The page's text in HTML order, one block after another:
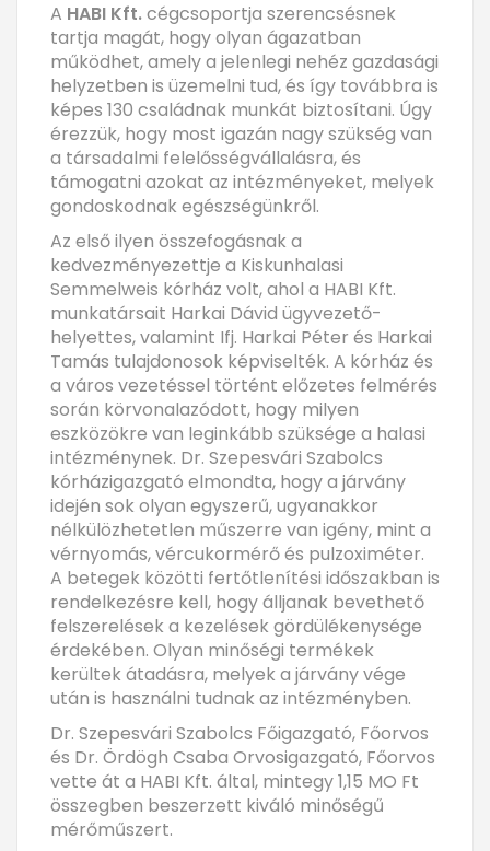
A HABI Kft.cégcsoportja szerencsésnek
tartja magát, hogy olyan ágazatban
működhet, amely a jelenlegi nehéz gazdasági
helyzetben is üzemelni tud, és így továbbra is
képes 130 családnak munkát biztosítani. Úgy
érezzük, hogy most igazán nagy szükség van
a társadalmi felelősségvállalásra, és
támogatni azokat az intézményeket, melyek
gondoskodnak egészségünkről.
Az első ilyen összefogásnak a
kedvezményezettje a Kiskunhalasi
Semmelweis kórház volt, ahol a HABI Kft.
munkatársait Harkai Dávid ügyvezető-
helyettes, valamint Ifj. Harkai Péter és Harkai
Tamás tulajdonosok képviselték. A kórház és
a város vezetéssel történt előzetes felmérés
során körvonalazódott, hogy milyen
eszközökre van leginkább szüksége a halasi
intézménynek. Dr. Szepesvári Szabolcs
kórházigazgató elmondta, hogy a járvány
idején sok olyan egyszerű, ugyanakkor
nélkülözhetetlen műszerre van igény, mint a
vérnyomás, vércukormérő és pulzoximéter.
A betegek közötti fertőtlenítési időszakban is
rendelkezésre kell, hogy álljanak bevethető
felszerelések a kezelések gördülékenysége
érdekében. Olyan minőségi termékek
kerültek átadásra, melyek a járvány vége
után is használni tudnak az intézményben.
Dr. Szepesvári Szabolcs Főigazgató, Főorvos
és Dr. Ördögh Csaba Orvosigazgató, Főorvos
vette át a HABI Kft. által, mintegy 1,15 MO Ft
összegben beszerzett kiváló minőségű
mérőműszert.